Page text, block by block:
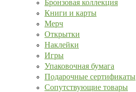
Бронзовая коллекция
Книги и карты
Мерч
Открытки
Наклейки
Игры
Упаковочная бумага
Подарочные сертификаты
Сопутствующие товары